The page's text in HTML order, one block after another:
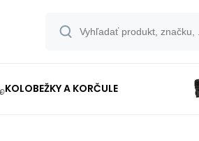
KOLOBEŽKY A KORČULE